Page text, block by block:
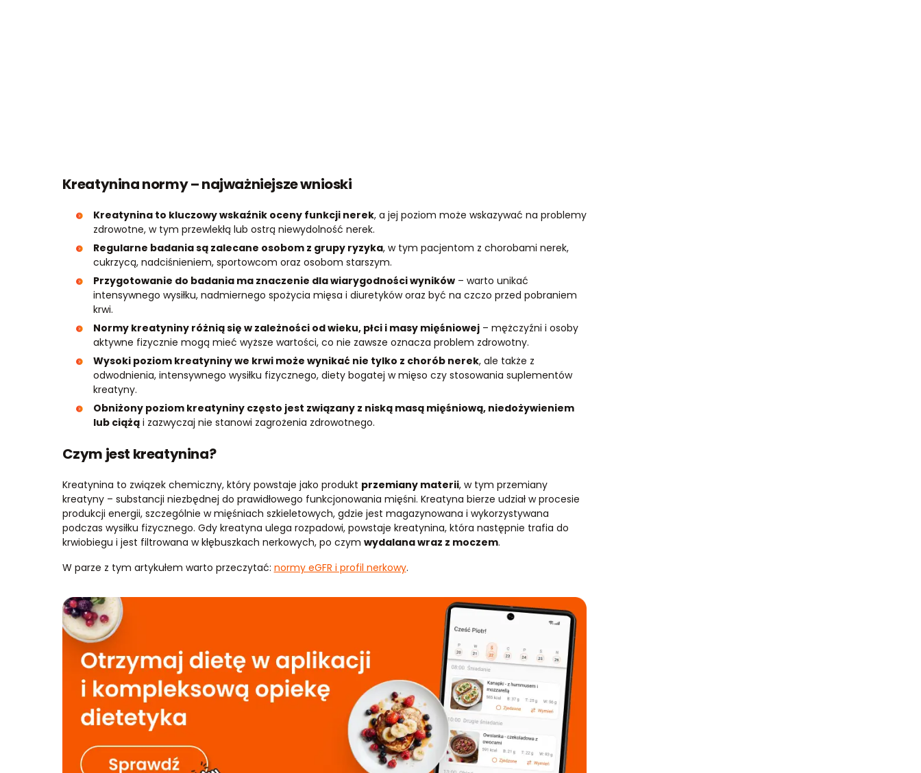
Kreatynina normy – najważniejsze wnioski
Kreatynina to kluczowy wskaźnik oceny funkcji nerek, a jej poziom może wskazywać na problemy
zdrowotne, w tym przewlekłą lub ostrą niewydolność nerek.
Regularne badania są zalecane osobom z grupy ryzyka, w tym pacjentom z chorobami nerek,
cukrzycą, nadciśnieniem, sportowcom oraz osobom starszym.
Przygotowanie do badania ma znaczenie dla wiarygodności wyników– warto unikać
intensywnego wysiłku, nadmiernego spożycia mięsa i diuretyków oraz być na czczo przed pobraniem
krwi.
Normy kreatyniny różnią się w zależności od wieku, płci i masy mięśniowej– mężczyźni i osoby
aktywne fizycznie mogą mieć wyższe wartości, co nie zawsze oznacza problem zdrowotny.
Wysoki poziom kreatyniny we krwi może wynikać nie tylko z chorób nerek, ale także z
odwodnienia, intensywnego wysiłku fizycznego, diety bogatej w mięso czy stosowania suplementów
kreatyny.
Obniżony poziom kreatyniny często jest związany z niską masą mięśniową, niedożywieniem
lub ciążąi zazwyczaj nie stanowi zagrożenia zdrowotnego.
Czym jest kreatynina?
Kreatynina to związek chemiczny, który powstaje jako produkt przemiany materii, w tym przemiany
kreatyny – substancji niezbędnej do prawidłowego funkcjonowania mięśni. Kreatyna bierze udział w procesie
produkcji energii, szczególnie w mięśniach szkieletowych, gdzie jest magazynowana i wykorzystywana
podczas wysiłku fizycznego. Gdy kreatyna ulega rozpadowi, powstaje kreatynina, która następnie trafia do
krwiobiegu i jest filtrowana w kłębuszkach nerkowych, po czym wydalana wraz z moczem.
W parze z tym artykułem warto przeczytać: normy eGFR i profil nerkowy.